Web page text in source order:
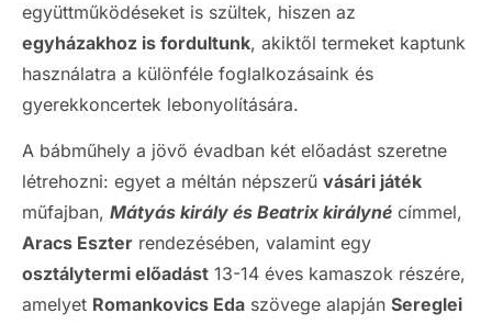
együttműködéseket is szültek, hiszen az
egyházakhoz is fordultunk, akiktől termeket kaptunk
használatra a különféle foglalkozásaink és
gyerekkoncertek lebonyolítására.
A bábműhely a jövő évadban két előadást szeretne
létrehozni: egyet a méltán népszerű vásári játék
műfajban, Mátyás király és Beatrix királyné címmel,
Aracs Eszter rendezésében, valamint egy
osztálytermi előadást 13-14 éves kamaszok részére,
amelyet Romankovics Eda szövege alapján Sereglei